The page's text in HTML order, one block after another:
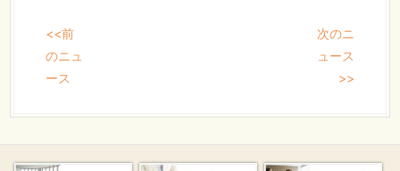
<<前
のニュ
ース
次のニ
ュース
>>